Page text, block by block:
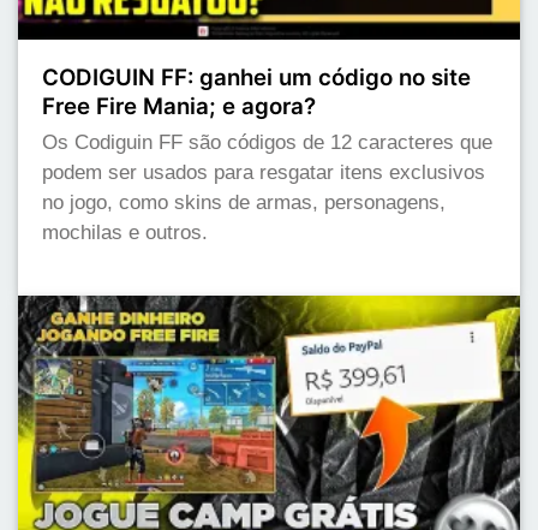
CODIGUIN FF: ganhei um código no site
Free Fire Mania; e agora?
Os Codiguin FF são códigos de 12 caracteres que
podem ser usados para resgatar itens exclusivos
no jogo, como skins de armas, personagens,
mochilas e outros.